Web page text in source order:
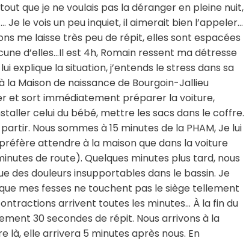
que je ne voulais pas la déranger en pleine nuit,
Je le vois un peu inquiet, il aimerait bien l’appeler…
me laisse très peu de répit, elles sont espacées
d’elles…Il est 4h, Romain ressent ma détresse
explique la situation, j’entends le stress dans sa
la Maison de naissance de Bourgoin-Jallieu
et sort immédiatement préparer la voiture,
celui du bébé, mettre les sacs dans le coffre.
Nous sommes à 15 minutes de la PHAM, Je lui
attendre à la maison que dans la voiture
de route). Quelques minutes plus tard, nous
des douleurs insupportables dans le bassin. Je
mes fesses ne touchent pas le siège tellement
arrivent toutes les minutes… À la fin du
30 secondes de répit. Nous arrivons à la
là, elle arrivera 5 minutes après nous. En